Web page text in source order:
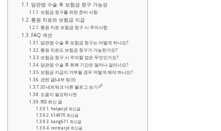
담관염 수술 후 보험금 청구 가능성
보험금 청구를 위한 준비 사항
통원 치료와 보험금 지급
통원 치료 보험금 청구 시 주의사항
FAQ 섹션
담관염 수술 후 보험금 청구는 어떻게 하나요?
통원 치료도 보험금 청구가 가능한가요?
보험금 청구 시 주의할 점은 무엇인가요?
담관염 수술 후 회복 기간은 얼마나 걸리나요?
보험금 지급이 거부될 경우 어떻게 해야 하나요?
관련 글(내부 링크)
JD 네트워크 다른 블로그 보기
도움이 필요하시면
RSS 최신 글
helperjd 최신글
k14970 최신글
kang611 최신글
rentcarjd 최신글